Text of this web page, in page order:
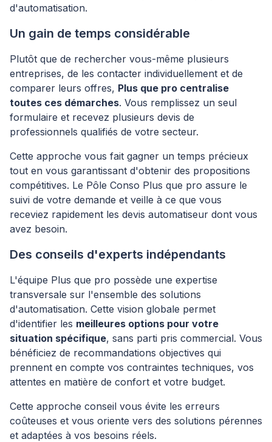
d'automatisation.
Un gain de temps considérable
Plutôt que de rechercher vous-même plusieurs
entreprises, de les contacter individuellement et de
comparer leurs offres, Plus que pro centralise
toutes ces démarches. Vous remplissez un seul
formulaire et recevez plusieurs devis de
professionnels qualifiés de votre secteur.
Cette approche vous fait gagner un temps précieux
tout en vous garantissant d'obtenir des propositions
compétitives. Le Pôle Conso Plus que pro assure le
suivi de votre demande et veille à ce que vous
receviez rapidement les devis automatiseur dont vous
avez besoin.
Des conseils d'experts indépendants
L'équipe Plus que pro possède une expertise
transversale sur l'ensemble des solutions
d'automatisation. Cette vision globale permet
d'identifier les meilleures options pour votre
situation spécifique, sans parti pris commercial. Vous
bénéficiez de recommandations objectives qui
prennent en compte vos contraintes techniques, vos
attentes en matière de confort et votre budget.
Cette approche conseil vous évite les erreurs
coûteuses et vous oriente vers des solutions pérennes
et adaptées à vos besoins réels.